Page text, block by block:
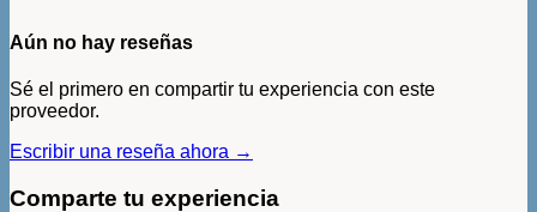
Aún no hay reseñas
Sé el primero en compartir tu experiencia con este
proveedor.
Escribir una reseña ahora →
Comparte tu experiencia